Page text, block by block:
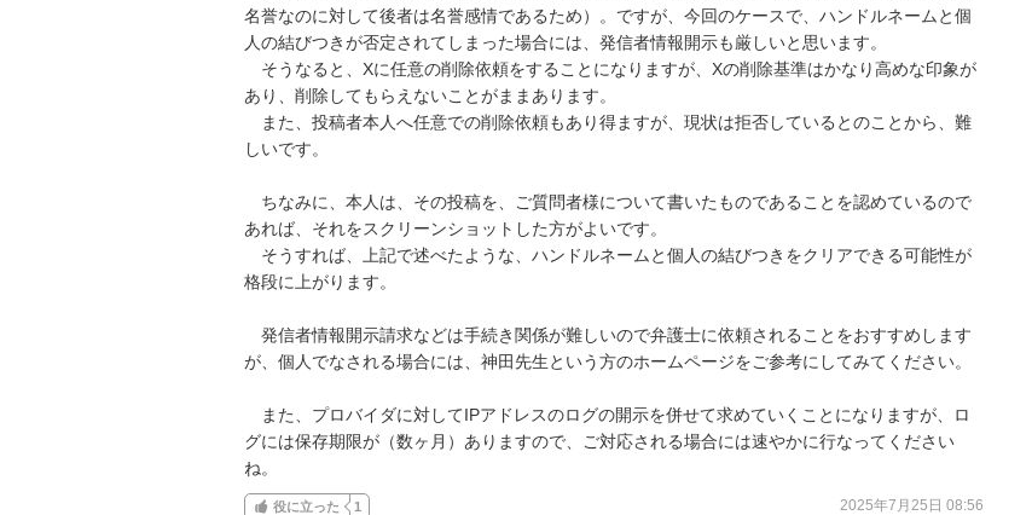
名誉なのに対して後者は名誉感情であるため）。ですが、今回のケースで、ハンドルネームと個
人の結びつきが否定されてしまった場合には、発信者情報開示も厳しいと思います。
そうなると、Xに任意の削除依頼をすることになりますが、Xの削除基準はかなり高めな印象が
あり、削除してもらえないことがままあります。
また、投稿者本人へ任意での削除依頼もあり得ますが、現状は拒否しているとのことから、難
しいです。
ちなみに、本人は、その投稿を、ご質問者様について書いたものであることを認めているので
あれば、それをスクリーンショットした方がよいです。
そうすれば、上記で述べたような、ハンドルネームと個人の結びつきをクリアできる可能性が
格段に上がります。
発信者情報開示請求などは手続き関係が難しいので弁護士に依頼されることをおすすめします
が、個人でなされる場合には、神田先生という方のホームページをご参考にしてみてください。
また、プロバイダに対してIPアドレスのログの開示を併せて求めていくことになりますが、ロ
グには保存期限が（数ヶ月）ありますので、ご対応される場合には速やかに行なってください
ね。
役に立った 1 2025年7月25日 08:56